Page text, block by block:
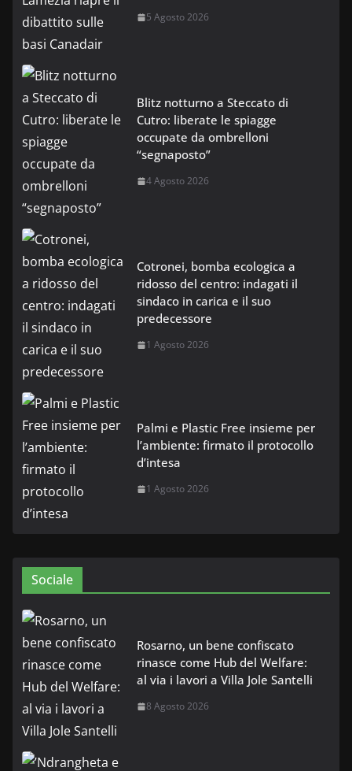
5 Agosto 2026
Blitz notturno a Steccato di
Cutro: liberate le spiagge
occupate da ombrelloni
“segnaposto”
4 Agosto 2026
Cotronei, bomba ecologica a
ridosso del centro: indagati il
sindaco in carica e il suo
predecessore
1 Agosto 2026
Palmi e Plastic Free insieme per
l’ambiente: firmato il protocollo
d’intesa
1 Agosto 2026
Sociale
Rosarno, un bene confiscato
rinasce come Hub del Welfare:
al via i lavori a Villa Jole Santelli
8 Agosto 2026